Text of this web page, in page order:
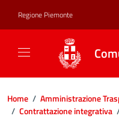
Regione Piemonte
Home / Amministrazione
/ Contrattazione integrativa